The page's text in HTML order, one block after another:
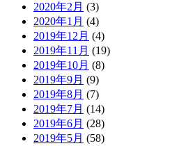
2020年2月 (3)
2020年1月 (4)
2019年12月 (4)
2019年11月 (19)
2019年10月 (8)
2019年9月 (9)
2019年8月 (7)
2019年7月 (14)
2019年6月 (28)
2019年5月 (58)